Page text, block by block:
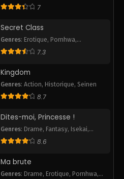
Pornhwa,Romance
7
Secret Class
Genres: Erotique, Pornhwa,
Romance,Smut,
7.3
Kingdom
Genres:Action, Historique,Seinen
8.7
Dites-moi, Princesse !
Genres: Drame, Fantasy, Isekai,
Romance,Webtoon
8.6
Ma brute
Genres: Drame, Erotique, Pornhwa,